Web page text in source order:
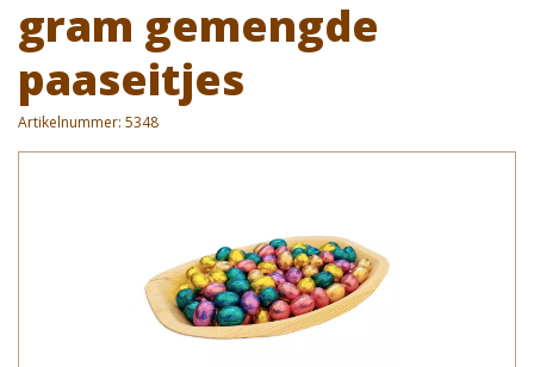
gram gemengde
paaseitjes
Artikelnummer: 5348